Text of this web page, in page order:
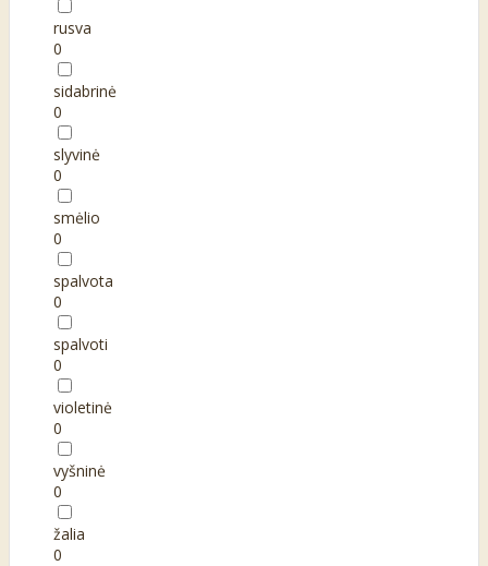
rusva
0
sidabrinė
0
slyvinė
0
smėlio
0
spalvota
0
spalvoti
0
violetinė
0
vyšninė
0
žalia
0